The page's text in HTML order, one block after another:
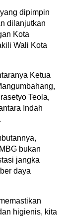
dipimpin
dilanjutkan
Kota
Wali Kota
Ketua
Teola,
Indah
bukan
jangka
daya
higienis, kita